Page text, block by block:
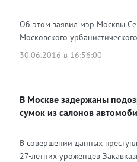
Об этом заявил мэр Москвы
Московского
30.06.2016 в 16:56:00
В Москве задержаны
сумок из салонов
В совершении данных
27-летних уроженцев